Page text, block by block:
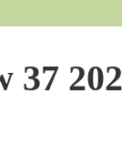
37